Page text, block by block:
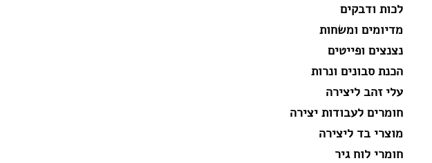
לכות ודבקים
מדיומים ומשחות
נצנצים ופייטים
הכנת סבונים ונרות
עלי זהב ליצירה
חומרים לעבודות יצירה
מוצרי בד ליצירה
חומרי לוח גיר